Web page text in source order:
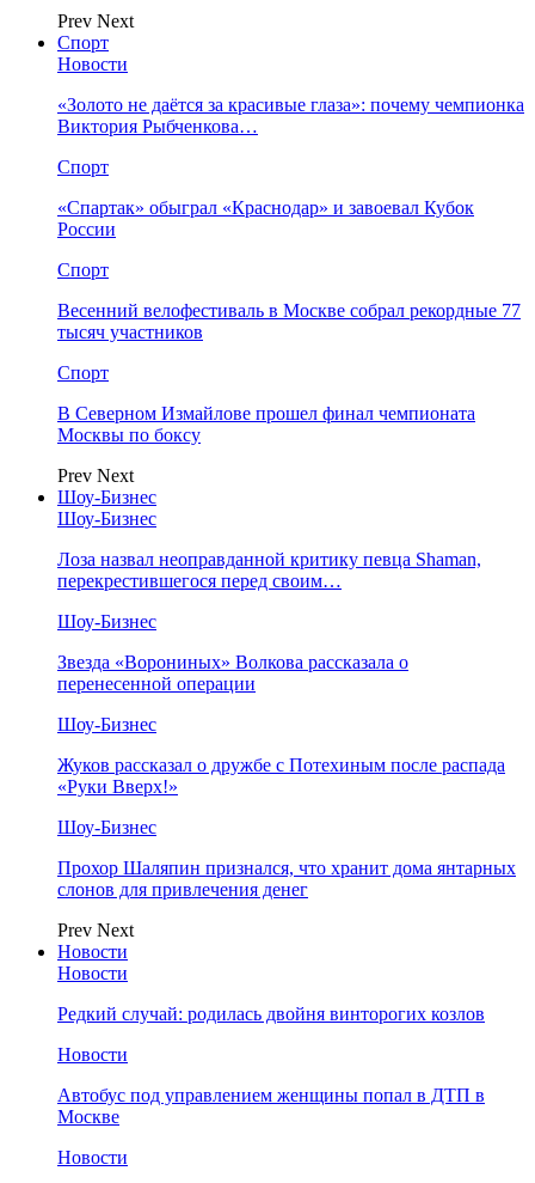
Prev Next
Спорт
Новости
«Золото не даётся за красивые глаза»: почему чемпионка
Виктория Рыбченкова…
Спорт
«Спартак» обыграл «Краснодар» и завоевал Кубок
России
Спорт
Весенний велофестиваль в Москве собрал рекордные 77
тысяч участников
Спорт
В Северном Измайлове прошел финал чемпионата
Москвы по боксу
Prev Next
Шоу-Бизнес
Шоу-Бизнес
Лоза назвал неоправданной критику певца Shaman,
перекрестившегося перед своим…
Шоу-Бизнес
Звезда «Ворониных» Волкова рассказала о
перенесенной операции
Шоу-Бизнес
Жуков рассказал о дружбе с Потехиным после распада
«Руки Вверх!»
Шоу-Бизнес
Прохор Шаляпин признался, что хранит дома янтарных
слонов для привлечения денег
Prev Next
Новости
Новости
Редкий случай: родилась двойня винторогих козлов
Новости
Автобус под управлением женщины попал в ДТП в
Москве
Новости